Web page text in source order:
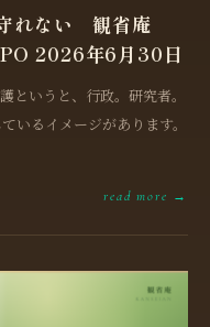
れない 観省庵
2026年6月30日
というと、行政。研究者。
いるイメージがあります。
read more →